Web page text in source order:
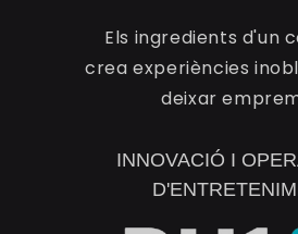
Els ingredients d'un
crea experiències
deixar
INNOVACIÓ I